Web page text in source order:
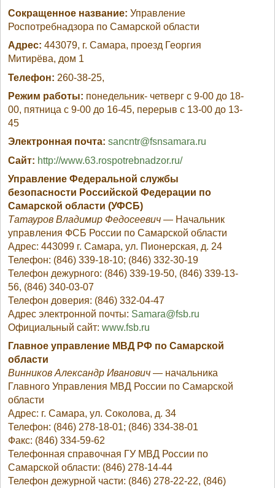
Сокращенное название: Управление
Роспотребнадзора по Самарской области
Адрес:443079, г. Самара, проезд Георгия
Митирёва, дом 1
Телефон: 260-38-25,
Режим работы: понедельник- четверг с 9-00 до 18-
00, пятница с 9-00 до 16-45, перерыв с 13-00 до 13-
45
Электронная почта: sancntr@fsnsamara.ru
Сайт: http://www.63.rospotrebnadzor.ru/
Управление Федеральной службы
безопасности Российской Федерации по
Самарской области (УФСБ)
Татауров Владимир Федосеевич — Начальник
управления ФСБ России по Самарской области
Адрес: 443099 г. Самара, ул. Пионерская, д. 24
Телефон: (846) 339-18-10; (846) 332-30-19
Телефон дежурного: (846) 339-19-50, (846) 339-13-
56, (846) 340-03-07
Телефон доверия: (846) 332-04-47
Адрес электронной почты: Samara@fsb.ru
Официальный сайт:www.fsb.ru
Главное управление МВД РФ по Самарской
области
Винников Александр Иванович — начальника
Главного Управления МВД России по Самарской
области
Адрес: г. Самара, ул. Соколова, д. 34
Телефон: (846) 278-18-01; (846) 334-38-01
Факс: (846) 334-59-62
Телефонная справочная ГУ МВД России по
Самарской области: (846) 278-14-44
Телефон дежурной части: (846) 278-22-22, (846)